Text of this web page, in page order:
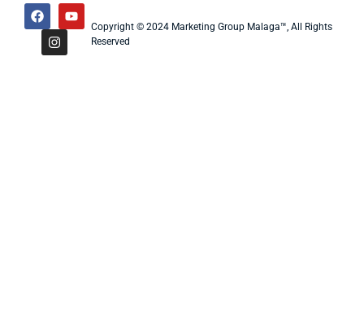
Copyright © 2024 Marketing Group Malaga™, All Rights
Reserved